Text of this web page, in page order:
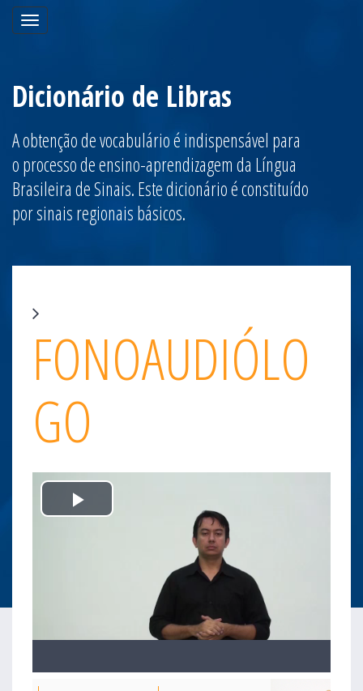
Toggle
navigation
Dicionário de Libras
A obtenção de vocabulário é indispensável para
o processo de ensino-aprendizagem da Língua
Brasileira de Sinais. Este dicionário é constituído
por sinais regionais básicos.
FONOAUDIÓLO
GO
Play